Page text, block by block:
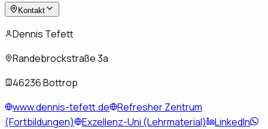
Kontakt
Dennis Tefett
Randebrockstraße 3a
46236 Bottrop
www.dennis-tefett.de
Refresher Zentrum
(Fortbildungen)
Exzellenz-Uni (Lehrmaterial)
LinkedIn